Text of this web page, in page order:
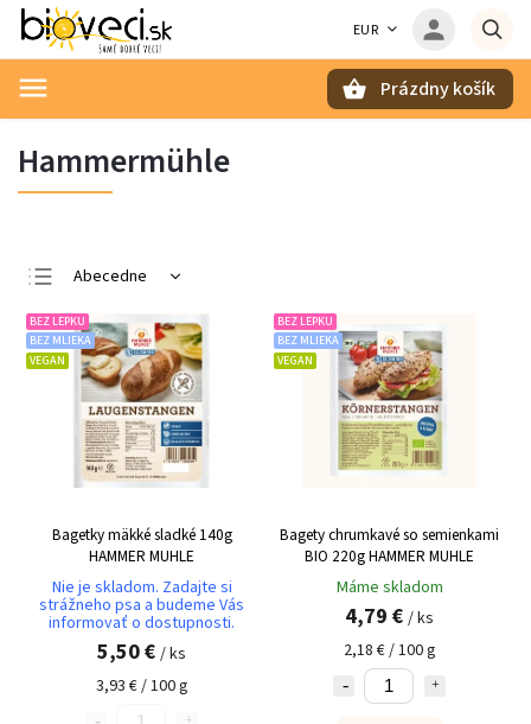
EUR
Prázdny košík
Hammermühle
Abecedne
Najlacnejšie
Najdrahšie
Najpredávanejšie
BEZ LEPKU
BEZ MLIEKA
VEGAN
Bagetky mäkké sladké 140g
HAMMER MUHLE
Nie je skladom. Zadajte si
strážneho psa a budeme Vás
informovať o dostupnosti.
5,50 € / ks
3,93 € / 100 g
BEZ LEPKU
BEZ MLIEKA
VEGAN
Bagety chrumkavé so semienkami
BIO 220g HAMMER MUHLE
Máme skladom
4,79 € / ks
2,18 € / 100 g